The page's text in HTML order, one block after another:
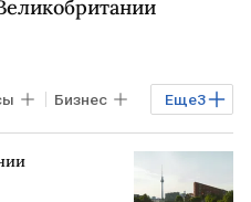
Еще3
Бизнес